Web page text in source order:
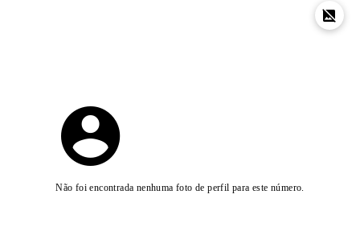
Não foi encontrada nenhuma foto de perfil para este número.